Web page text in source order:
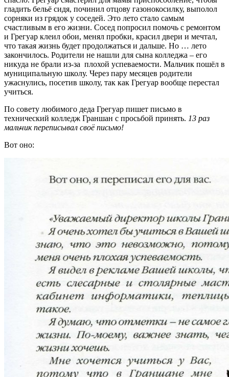
гладить бельё сидя, починил отцову газонокосилку, выполол
сорняки из грядок у соседей. Это лето стало самым
счастливым в его жизни. Сосед попросил помочь с ремонтом
и Грегуар клеил обои, менял пробки, красил двери и мечтал,
что такая жизнь будет продолжаться и дальше. Но … лето
закончилось. Родители не нашли для сына колледжа – его
никуда не брали из-за плохой успеваемости. Мальчик пошёл в
муниципальную школу. Через пару месяцев родители
ужаснулись, посетив школу, так как Грегуар вообще перестал
учиться.
По совету любимого деда Грегуар пишет письмо в
технический колледж Граншан с просьбой принять. 13 раз
мальчик переписывал своё письмо!
Вот оно: